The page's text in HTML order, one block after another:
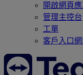
開啟網頁
管理主控台
工單
客戶入口